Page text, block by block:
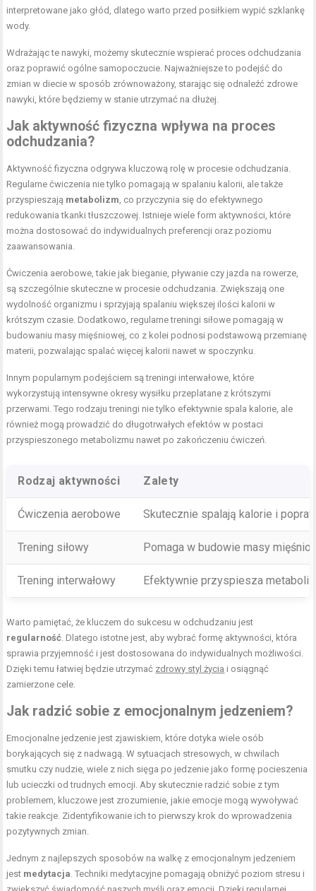
interpretowane jako głód, dlatego warto przed posiłkiem wypić szklankę
wody.
Wdrażając te nawyki, możemy skutecznie wspierać proces odchudzania
oraz poprawić ogólne samopoczucie. Najważniejsze to podejść do
zmian w diecie w sposób zrównoważony, starając się odnaleźć zdrowe
nawyki, które będziemy w stanie utrzymać na dłużej.
Jak aktywność fizyczna wpływa na proces
odchudzania?
Aktywność fizyczna odgrywa kluczową rolę w procesie odchudzania.
Regularne ćwiczenia nie tylko pomagają w spalaniu kalorii, ale także
przyspieszają metabolizm, co przyczynia się do efektywnego
redukowania tkanki tłuszczowej. Istnieje wiele form aktywności, które
można dostosować do indywidualnych preferencji oraz poziomu
zaawansowania.
Ćwiczenia aerobowe, takie jak bieganie, pływanie czy jazda na rowerze,
są szczególnie skuteczne w procesie odchudzania. Zwiększają one
wydolność organizmu i sprzyjają spalaniu większej ilości kalorii w
krótszym czasie. Dodatkowo, regularne treningi siłowe pomagają w
budowaniu masy mięśniowej, co z kolei podnosi podstawową przemianę
materii, pozwalając spalać więcej kalorii nawet w spoczynku.
Innym popularnym podejściem są treningi interwałowe, które
wykorzystują intensywne okresy wysiłku przeplatane z krótszymi
przerwami. Tego rodzaju treningi nie tylko efektywnie spala kalorie, ale
również mogą prowadzić do długotrwałych efektów w postaci
przyspieszonego metabolizmu nawet po zakończeniu ćwiczeń.
Rodzaj aktywności Zalety
Ćwiczenia aerobowe Skutecznie spalają kalorie i
Trening siłowy Pomaga w budowie masy
Trening interwałowy Efektywnie przyspiesza
Warto pamiętać, że kluczem do sukcesu w odchudzaniu jest
regularność. Dlatego istotne jest, aby wybrać formę aktywności, która
sprawia przyjemność i jest dostosowana do indywidualnych możliwości.
Dzięki temu łatwiej będzie utrzymać zdrowy styl życia i osiągnąć
zamierzone cele.
Jak radzić sobie z emocjonalnym jedzeniem?
Emocjonalne jedzenie jest zjawiskiem, które dotyka wiele osób
borykających się z nadwagą. W sytuacjach stresowych, w chwilach
smutku czy nudzie, wiele z nich sięga po jedzenie jako formę pocieszenia
lub ucieczki od trudnych emocji. Aby skutecznie radzić sobie z tym
problemem, kluczowe jest zrozumienie, jakie emocje mogą wywoływać
takie reakcje. Zidentyfikowanie ich to pierwszy krok do wprowadzenia
pozytywnych zmian.
Jednym z najlepszych sposobów na walkę z emocjonalnym jedzeniem
jest medytacja. Techniki medytacyjne pomagają obniżyć poziom stresu i